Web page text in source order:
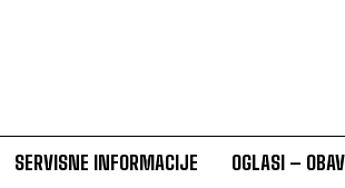
SERVISNE INFORMACIJE OGLASI –